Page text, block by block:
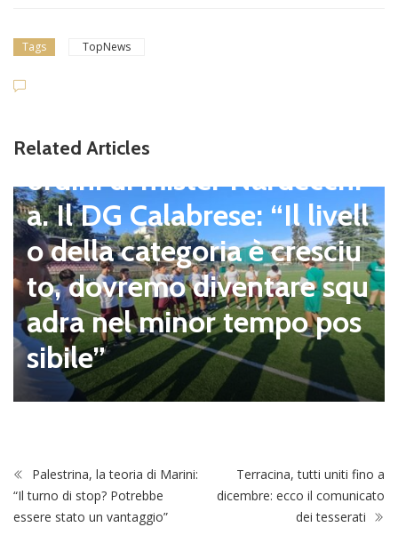
Tags TopNews
Related Articles
ziato la preparazione agli
ordini di mister Nardecchi
a. Il DG Calabrese: “Il livell
o della categoria è cresciu
to, dovremo diventare squ
adra nel minor tempo pos
sibile”
Palestrina, la teoria di Marini:
“Il turno di stop? Potrebbe
essere stato un vantaggio”
Terracina, tutti uniti fino a
dicembre: ecco il comunicato
dei tesserati